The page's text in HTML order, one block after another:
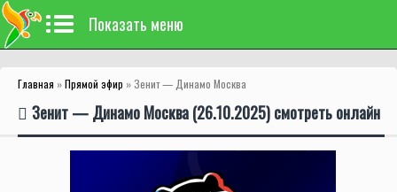
Показать меню
Главная »Прямой эфир » Зенит — Динамо Москва
Зенит — Динамо Москва (26.10.2025) смотреть онлайн